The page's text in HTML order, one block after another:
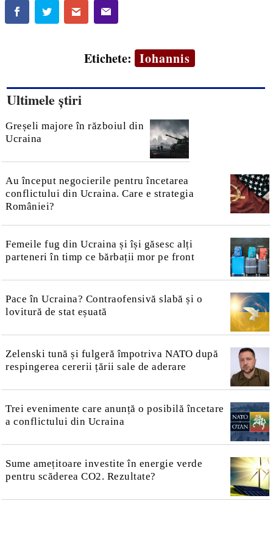
Etichete: Iohannis
Ultimele știri
Greșeli majore în războiul din
Ucraina
Au început negocierile pentru încetarea
conflictului din Ucraina. Care e strategia
României?
Femeile fug din Ucraina și își găsesc alți
parteneri în timp ce bărbații mor pe front
Pace în Ucraina? Contraofensivă slabă și o
lovitură de stat eșuată
Zelenski tună și fulgeră împotriva NATO după
respingerea cererii țării sale de aderare
Trei evenimente care anunță o posibilă încetare
a conflictului din Ucraina
Sume amețitoare investite în energie verde
pentru scăderea CO2. Rezultate?